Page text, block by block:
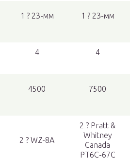
1 ? 23-мм 1 ? 23-мм
4 4
4500 7500
2 ? WZ-8A
2 ? Pratt &
Whitney
Canada
PT6C-67C